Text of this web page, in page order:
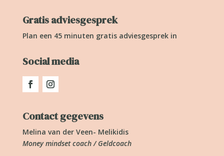
Gratis adviesgesprek
Plan een 45 minuten gratis adviesgesprek in
Social media
Contact gegevens
Melina van der Veen- Melikidis
Money mindset coach / Geldcoach